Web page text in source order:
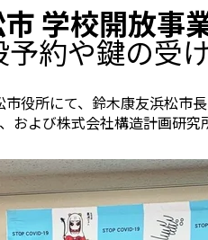
学校開放事
予約や鍵の受
役所にて、鈴木康友浜松市
および株式会社構造計画研